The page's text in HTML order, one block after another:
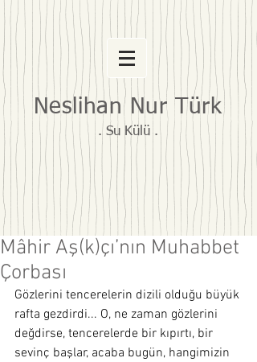
Neslihan Nur Türk
. Su Külü .
Mâhir Aş(k)çı’nın Muhabbet
Çorbası
Gözlerini tencerelerin dizili olduğu büyük
rafta gezdirdi... O, ne zaman gözlerini
değdirse, tencerelerde bir kıpırtı, bir
sevinç başlar, acaba bugün, hangimizin